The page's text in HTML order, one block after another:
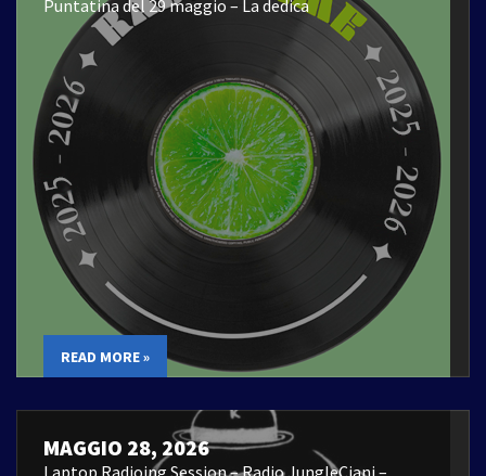
Puntatina del 29 maggio – La dedica
READ MORE »
MAGGIO 28, 2026
Laptop Radioing Session – Radio JungleCiani –